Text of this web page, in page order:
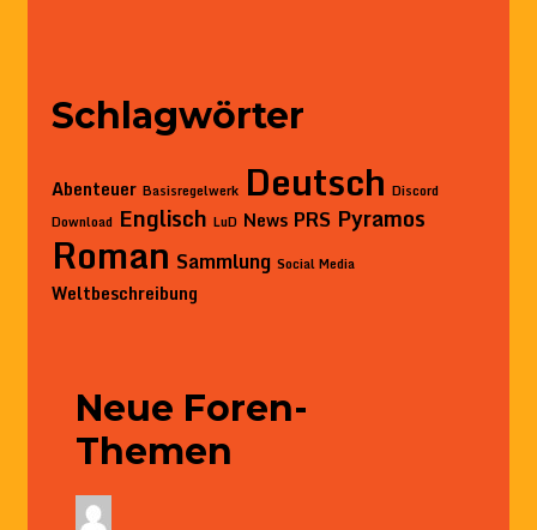
Schlagwörter
Abenteuer Basisregelwerk Deutsch Discord
Download Englisch LuD News PRS Pyramos
Roman Sammlung Social Media
Weltbeschreibung
Neue Foren-
Themen